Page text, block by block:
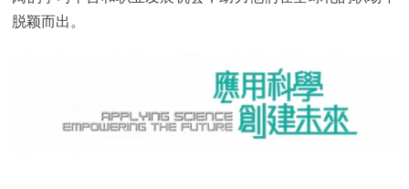
脱颖而出。